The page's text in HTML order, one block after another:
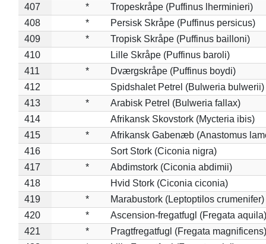
407
*
Tropeskråpe (Puffinus lherminieri)
408
*
Persisk Skråpe (Puffinus persicus)
409
*
Tropisk Skråpe (Puffinus bailloni)
410
Lille Skråpe (Puffinus baroli)
411
*
Dværgskråpe (Puffinus boydi)
412
Spidshalet Petrel (Bulweria bulwerii)
413
*
Arabisk Petrel (Bulweria fallax)
414
Afrikansk Skovstork (Mycteria ibis)
415
*
Afrikansk Gabenæb (Anastomus
416
Sort Stork (Ciconia nigra)
417
*
Abdimstork (Ciconia abdimii)
418
Hvid Stork (Ciconia ciconia)
419
*
Marabustork (Leptoptilos crumenifer)
420
*
Ascension-fregatfugl (Fregata aquila)
421
*
Pragtfregatfugl (Fregata magnificens)